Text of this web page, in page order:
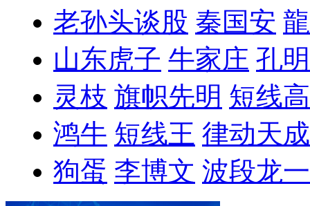
老孙头谈股 秦国安
山东虎子 牛家庄 孔
灵枝 旗帜先明 短线
鸿牛 短线王 律动天成
狗蛋 李博文 波段龙一